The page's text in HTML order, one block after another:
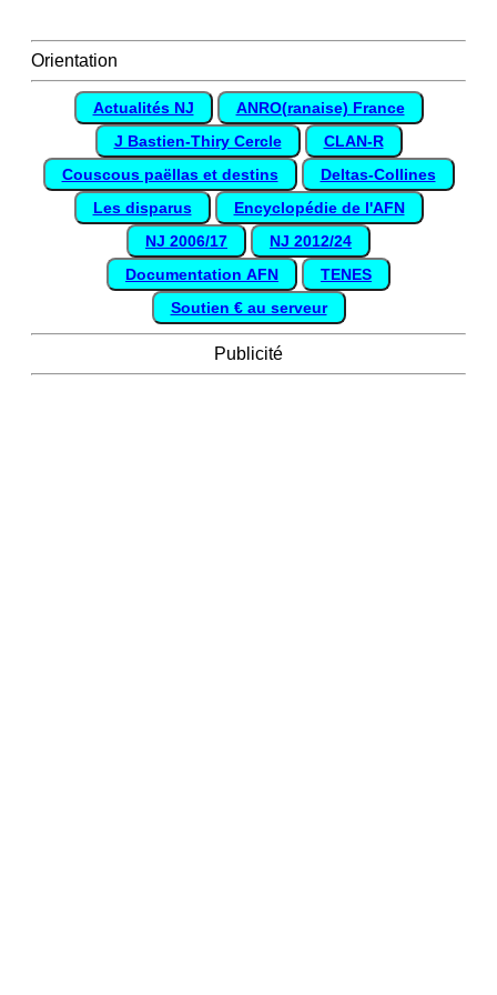
Orientation
Actualités NJ
ANRO(ranaise) France
J Bastien-Thiry Cercle
CLAN-R
Couscous paëllas et destins
Deltas-Collines
Les disparus
Encyclopédie de l'AFN
NJ 2006/17
NJ 2012/24
Documentation AFN
TENES
Soutien € au serveur
Publicité